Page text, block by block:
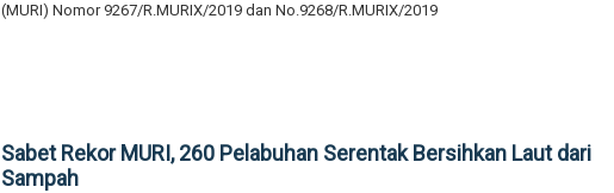
(MURI) Nomor 9267/R.MURIX/2019 dan No.9268/R.MURIX/2019
Sabet Rekor MURI, 260 Pelabuhan Serentak Bersihkan Laut dari
Sampah